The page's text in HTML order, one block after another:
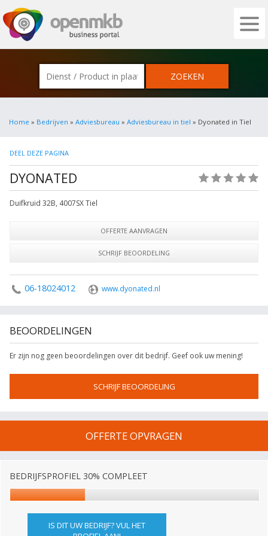
OPENMKB - DE ZAKELIJKE PORTAL
Home » Bedrijven » Adviesbureau » Adviesbureau in tiel » Dyonated in Tiel
DEEL DEZE PAGINA
DYONATED
Duifkruid 32B, 4007SXTiel
OFFERTE AANVRAGEN
SCHRIJF BEOORDELING
06-18024012 www.dyonated.nl
BEOORDELINGEN
Er zijn nog geen beoordelingen over dit bedrijf. Geef ook uw mening!
SCHRIJF BEOORDELING
OFFERTE OPVRAGEN
BEDRIJFSPROFIEL 30% COMPLEET
IS DIT UW BEDRIJF? VUL HET